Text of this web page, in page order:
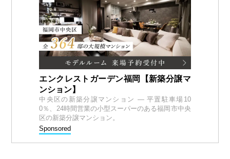
エンクレストガーデン福岡【新築分譲マ
ンション】
中央区の新築分譲マンション — 平置駐車場10
0％、24時間営業の小型スーパーのある福岡市中央
区の新築分譲マンション。
Sponsored